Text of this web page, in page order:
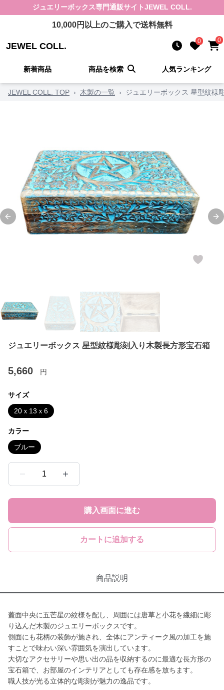
ジュエリーボックス専門通販サイトJEWEL COLL.
10,000円以上のご購入で送料無料
JEWEL COLL. 0 0
新着商品 商品を検索 人気ランキング
JEWEL COLL. TOP › 木製の一覧 › ジュエリーボックス 星型紋様
Previous slide
ジュエリーボックス 星型紋様彫刻入り木製長方形宝石箱
5,660 円
サイズ
20ｘ13ｘ6
カラー
ブルー
1
購入画面に進む
カートに追加する
商品説明
蓋面中央に五芒星の紋様を配し、周囲には唐草と小花を繊細に彫
り込んだ木製のジュエリーボックスです。
側面にも花柄の装飾が施され、全体にアンティーク風の加工を施
すことで味わい深い雰囲気を演出しています。
大切なアクセサリーや思い出の品を収納するのに最適な長方形の
宝石箱で、お部屋のインテリアとしても存在感を放ちます。
職人技が光る立体的な彫刻が魅力の逸品です。